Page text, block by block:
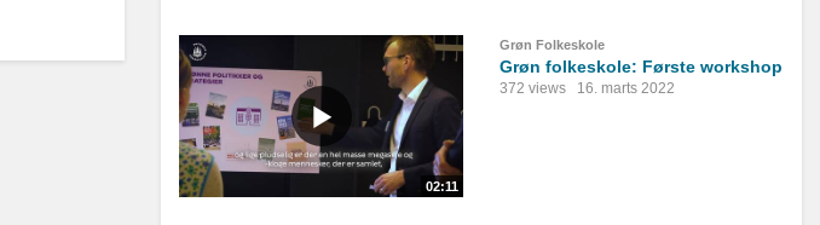
02:11
Grøn Folkeskole
Grøn folkeskole: Første workshop
372 views 16. marts 2022